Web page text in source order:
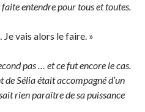
entendre pour tous et toutes.
Je vais alors le faire. »
pas … et ce fut encore le cas.
Sélia était accompagné d’un
rien paraître de sa puissance